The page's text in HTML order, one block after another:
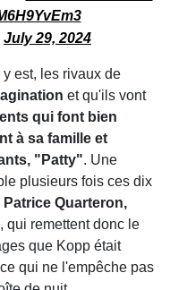
July 29, 2024
est, les rivaux de
et qu'ils vont
qui font bien
à sa famille et
"Patty". Une
plusieurs fois ces dix
Quarteron,
, qui remettent donc le
que Kopp était
qui ne l'empêche pas